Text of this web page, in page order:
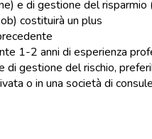
e di gestione del risparmio
costituirà un plus
1-2 anni di esperienza
di gestione del rischio,
o in una società di